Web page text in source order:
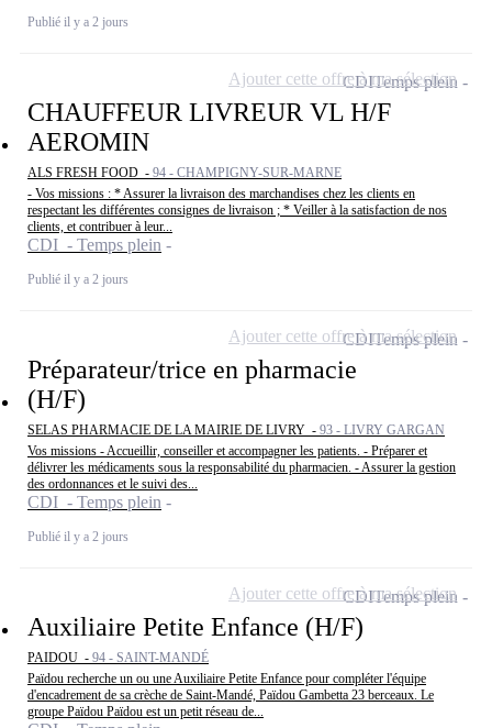
Publié il y a 2 jours
CHAUFFEUR LIVREUR VL H/F
AEROMIN
ALS FRESH FOOD - 94 - CHAMPIGNY-SUR-MARNE
- Vos missions : * Assurer la livraison des marchandises chez les clients en
respectant les différentes consignes de livraison ; * Veiller à la satisfaction de nos
clients, et contribuer à leur...
CDI - Temps plein
Publié il y a 2 jours
CDITemps plein
Ajouter cette offre à ma sélection
Préparateur/trice en pharmacie
(H/F)
SELAS PHARMACIE DE LA MAIRIE DE LIVRY - 93 - LIVRY GARGAN
Vos missions - Accueillir, conseiller et accompagner les patients. - Préparer et
délivrer les médicaments sous la responsabilité du pharmacien. - Assurer la gestion
des ordonnances et le suivi des...
CDI - Temps plein
Publié il y a 2 jours
CDITemps plein
Ajouter cette offre à ma sélection
Auxiliaire Petite Enfance (H/F)
PAIDOU - 94 - SAINT-MANDÉ
Païdou recherche un ou une Auxiliaire Petite Enfance pour compléter l'équipe
d'encadrement de sa crèche de Saint-Mandé, Païdou Gambetta 23 berceaux. Le
groupe Païdou Païdou est un petit réseau de...
CDITemps plein
Ajouter cette offre à ma sélection